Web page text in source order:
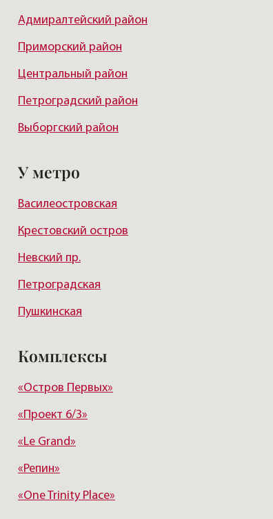
Адмиралтейский район
Приморский район
Центральный район
Петроградский район
Выборгский район
Василеостровский район
Московский район
Курортный район
У метро
Василеостровская
Крестовский остров
Невский пр.
Петроградская
Пушкинская
Чкаловская
Балтийская
Старая деревня
Удельная
Комплексы
«Остров Первых»
«Проект 6/3»
«Le Grand»
«Репин»
«One Trinity Place»